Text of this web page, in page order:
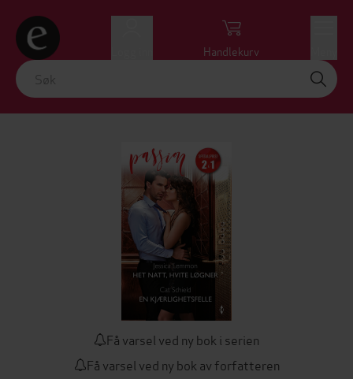
Handlekurv
Få varsel ved ny bok i serien
Få varsel ved ny bok av forfatteren